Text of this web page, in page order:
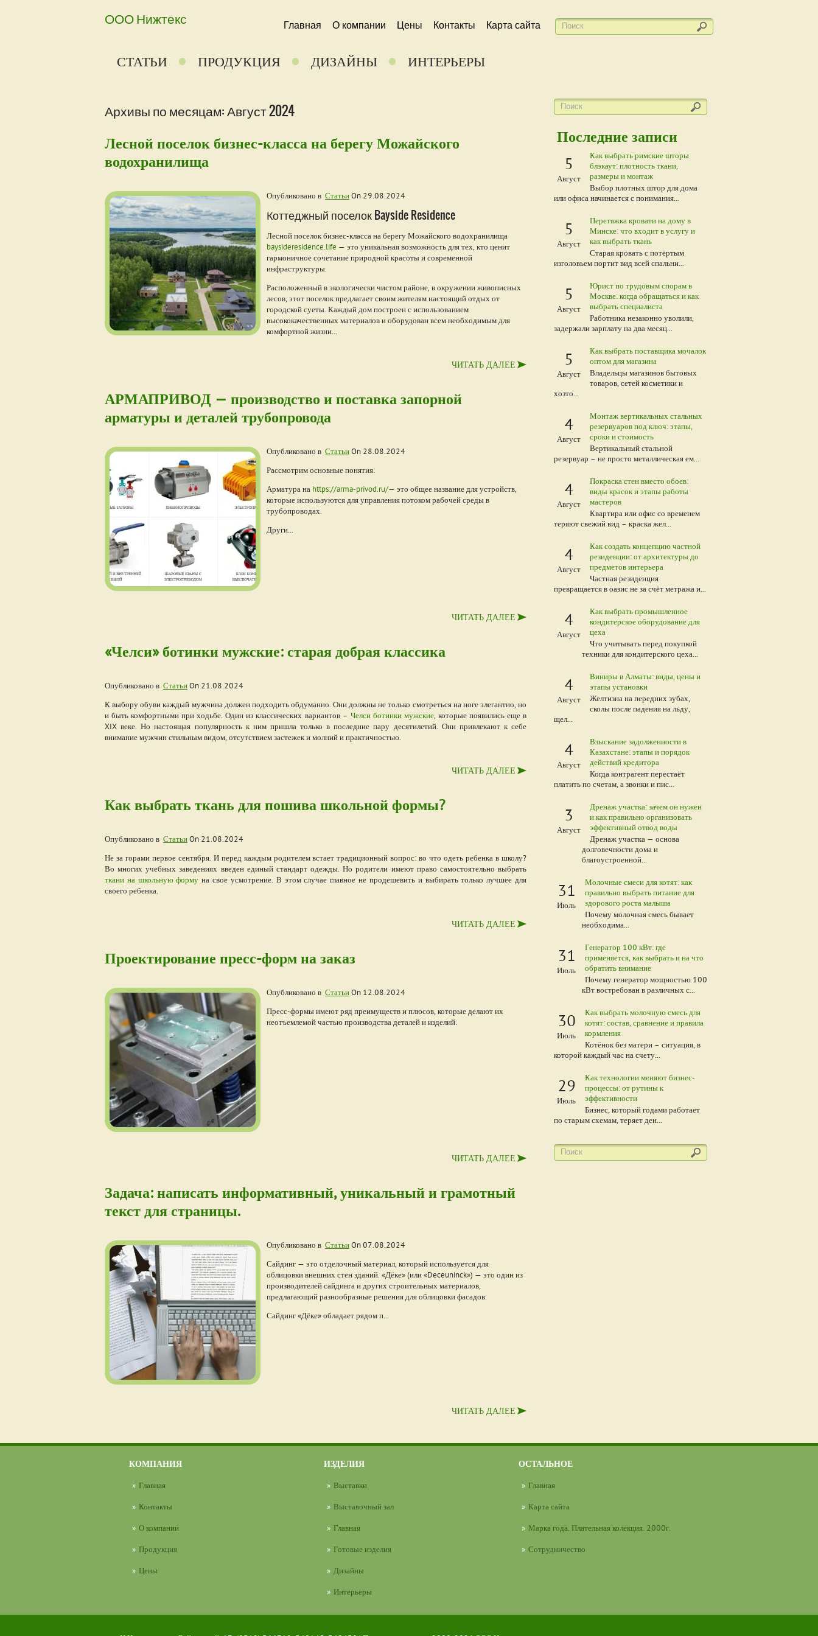
ООО Нижтекс Главная О компании Цены Контакты Карта сайта
СТАТЬИ ПРОДУКЦИЯ ДИЗАЙНЫ ИНТЕРЬЕРЫ
Последние записи
5
Август
Как выбрать римские шторы
блэкаут: плотность ткани,
размеры и монтаж
Выбор плотных штор для дома
или офиса начинается с понимания...
5
Август
Перетяжка кровати на дому в
Минске: что входит в услугу и
как выбрать ткань
Старая кровать с потёртым
изголовьем портит вид всей спальни...
5
Август
Юрист по трудовым спорам в
Москве: когда обращаться и как
выбрать специалиста
Работника незаконно уволили,
задержали зарплату на два месяц...
5
Август
Как выбрать поставщика мочалок
оптом для магазина
Владельцы магазинов бытовых
товаров, сетей косметики и
хозто...
4
Август
Монтаж вертикальных стальных
резервуаров под ключ: этапы,
сроки и стоимость
Вертикальный стальной
резервуар – не просто металлическая ем...
4
Август
Покраска стен вместо обоев:
виды красок и этапы работы
мастеров
Квартира или офис со временем
теряют свежий вид – краска жел...
4
Август
Как создать концепцию частной
резиденции: от архитектуры до
предметов интерьера
Частная резиденция
превращается в оазис не за счёт метража и...
4
Август
Как выбрать промышленное
кондитерское оборудование для
цеха
Что учитывать перед покупкой
техники для кондитерского цеха...
4
Август
Виниры в Алматы: виды, цены и
этапы установки
Желтизна на передних зубах,
сколы после падения на льду,
щел...
4
Август
Взыскание задолженности в
Казахстане: этапы и порядок
действий кредитора
Когда контрагент перестаёт
платить по счетам, а звонки и пис...
3
Август
Дренаж участка: зачем он нужен
и как правильно организовать
эффективный отвод воды
Дренаж участка — основа
долговечности дома и
благоустроенной...
31
Июль
Молочные смеси для котят: как
правильно выбрать питание для
здорового роста малыша
Почему молочная смесь бывает
необходима...
31
Июль
Генератор 100 кВт: где
применяется, как выбрать и на что
обратить внимание
Почему генератор мощностью 100
кВт востребован в различных с...
30
Июль
Как выбрать молочную смесь для
котят: состав, сравнение и правила
кормления
Котёнок без матери – ситуация, в
которой каждый час на счету...
29
Июль
Как технологии меняют бизнес-
процессы: от рутины к
эффективности
Бизнес, который годами работает
по старым схемам, теряет ден...
Архивы по месяцам: Август 2024
Лесной поселок бизнес-класса на берегу Можайского
водохранилища
Опубликовано в СтатьиOn 29.08.2024
Коттеджный поселок Bayside Residence
Лесной поселок бизнес-класса на берегу Можайского водохранилища
baysideresidence.life — это уникальная возможность для тех, кто ценит
гармоничное сочетание природной красоты и современной
инфраструктуры.
Расположенный в экологически чистом районе, в окружении живописных
лесов, этот поселок предлагает своим жителям настоящий отдых от
городской суеты. Каждый дом построен с использованием
высококачественных материалов и оборудован всем необходимым для
комфортной жизни...
ЧИТАТЬ ДАЛЕЕ
АРМАПРИВОД — производство и поставка запорной
арматуры и деталей трубопровода
Опубликовано в СтатьиOn 28.08.2024
Рассмотрим основные понятия:
Арматура на https://arma-privod.ru/— это общее название для устройств,
которые используются для управления потоком рабочей среды в
трубопроводах.
Други...
ЧИТАТЬ ДАЛЕЕ
«Челси» ботинки мужские: старая добрая классика
Опубликовано в СтатьиOn 21.08.2024
К выбору обуви каждый мужчина должен подходить обдуманно. Они должны не только смотреться на ноге элегантно, но
и быть комфортными при ходьбе. Один из классических вариантов – Челси ботинки мужские, которые появились еще в
XIX веке. Но настоящая популярность к ним пришла только в последние пару десятилетий. Они привлекают к себе
внимание мужчин стильным видом, отсутствием застежек и молний и практичностью.
ЧИТАТЬ ДАЛЕЕ
Как выбрать ткань для пошива школьной формы?
Опубликовано в СтатьиOn 21.08.2024
Не за горами первое сентября. И перед каждым родителем встает традиционный вопрос: во что одеть ребенка в школу?
Во многих учебных заведениях введен единый стандарт одежды. Но родители имеют право самостоятельно выбрать
ткани на школьную форму на свое усмотрение. В этом случае главное не продешевить и выбирать только лучшее для
своего ребенка.
ЧИТАТЬ ДАЛЕЕ
Проектирование пресс-форм на заказ
Опубликовано в СтатьиOn 12.08.2024
Пресс-формы имеют ряд преимуществ и плюсов, которые делают их
неотъемлемой частью производства деталей и изделий:
ЧИТАТЬ ДАЛЕЕ
Задача: написать информативный, уникальный и грамотный
текст для страницы.
Опубликовано в СтатьиOn07.08.2024
Сайдинг — это отделочный материал, который используется для
облицовки внешних стен зданий. «Дёке» (или «Deceuninck») — это один из
производителей сайдинга и других строительных материалов,
предлагающий разнообразные решения для облицовки фасадов.
Сайдинг «Дёке» обладает рядом п...
ЧИТАТЬ ДАЛЕЕ
КОМПАНИЯ
Главная
Контакты
О компании
Продукция
Цены
ИЗДЕЛИЯ
Выставки
Выставочный зал
Главная
Готовые изделия
Дизайны
Интерьеры
ОСТАЛЬНОЕ
Главная
Карта сайта
Марка года. Плательная колекция. 2000г.
Сотрудничество